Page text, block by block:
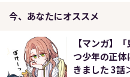
今、あなたにオススメ
【マンガ】
つ少年の正
きました 3話